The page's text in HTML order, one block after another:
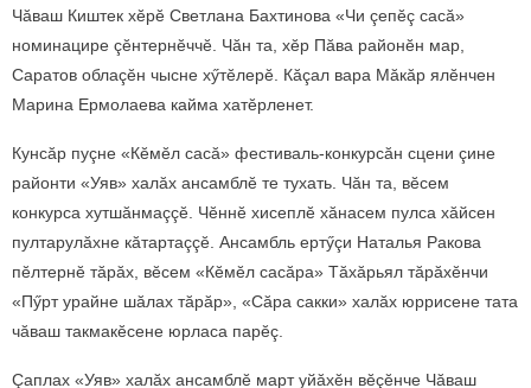
Чăваш Киштек хӗрӗ Светлана Бахтинова «Чи çепӗç сасă»
номинацире çӗнтернӗччӗ. Чăн та, хӗр Пăва районӗн мар,
Саратов облаçӗн чысне хӳтӗлерӗ. Кăçал вара Мăкăр ялӗнчен
Марина Ермолаева кайма хатӗрленет.
Кунсăр пуçне «Кӗмӗл сасă» фестиваль-конкурсăн сцени çине
районти «Уяв» халăх ансамблӗ те тухать. Чăн та, вӗсем
конкурса хутшăнмаççӗ. Чӗннӗ хисеплӗ хăнасем пулса хăйсен
пултарулăхне кăтартаççӗ. Ансамбль ертӳçи Наталья Ракова
пӗлтернӗ тăрăх, вӗсем «Кӗмӗл сасăра» Тăхăрьял тăрăхӗнчи
«Пӳрт урайне шăлах тăрăр», «Сăра сакки» халăх юррисене тата
чăваш такмакӗсене юрласа парӗç.
Çаплах «Уяв» халăх ансамблӗ март уйăхӗн вӗçӗнче Чăваш